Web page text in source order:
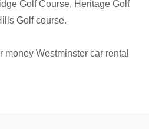
Golf Course, Heritage Golf
Golf course.
money Westminster car rental